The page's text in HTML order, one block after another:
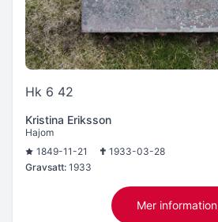
Hk 6 42
Kristina Eriksson
Hajom
1849-11-21
1933-03-28
Gravsatt: 1933
Mer information